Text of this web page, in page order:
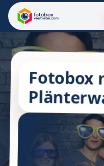
Fotobox